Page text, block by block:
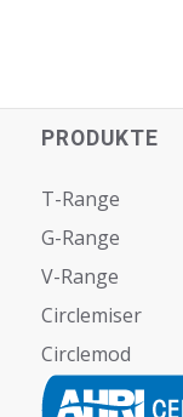
PRODUKTE
T-Range
G-Range
V-Range
Circlemiser
Circlemod